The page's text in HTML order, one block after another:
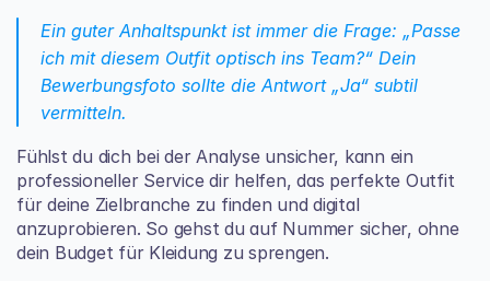
Ein guter Anhaltspunkt ist immer die Frage: „Passe
ich mit diesem Outfit optisch ins Team?“ Dein
Bewerbungsfoto sollte die Antwort „Ja“ subtil
vermitteln.
Fühlst du dich bei der Analyse unsicher, kann ein
professioneller Service dir helfen, das perfekte Outfit
für deine Zielbranche zu finden und digital
anzuprobieren. So gehst du auf Nummer sicher, ohne
dein Budget für Kleidung zu sprengen.